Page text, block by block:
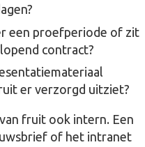
een proefperiode of zit
contract?
er verzorgd uitziet?
fruit ook intern. Een
of het intranet